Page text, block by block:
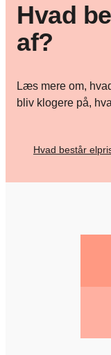
Hvad
af?
Læs mere om,
bliv klogere på,
Hvad består